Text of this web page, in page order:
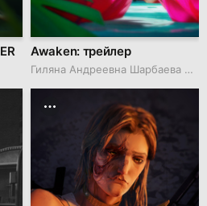
Awaken: трейлер
Гиляна Андреевна Шарбаева Sharbaeva